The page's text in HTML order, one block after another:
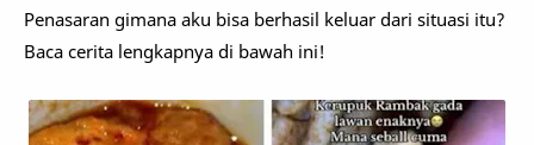
Penasaran gimana aku bisa berhasil keluar dari situasi itu?
Baca cerita lengkapnya di bawah ini!